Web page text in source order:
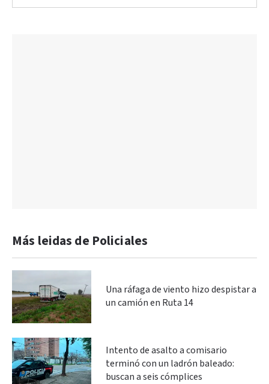
Más leidas de Policiales
Una ráfaga de viento hizo despistar a
un camión en Ruta 14
Intento de asalto a comisario
terminó con un ladrón baleado:
buscan a seis cómplices